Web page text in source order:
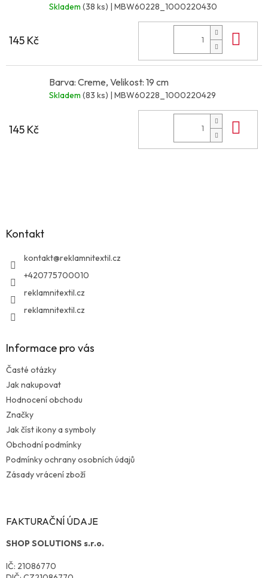
Skladem (38 ks) | MBW60228_1000220430
145 Kč
Barva: Creme, Velikost: 19 cm
Skladem (83 ks) | MBW60228_1000220429
145 Kč
Kontakt
kontakt@reklamnitextil.cz
+420775700010
reklamnitextil.cz
reklamnitextil.cz
Informace pro vás
Časté otázky
Jak nakupovat
Hodnocení obchodu
Značky
Jak číst ikony a symboly
Obchodní podmínky
Podmínky ochrany osobních údajů
Zásady vrácení zboží
FAKTURAČNÍ ÚDAJE
SHOP SOLUTIONS s.r.o.
IČ: 21086770